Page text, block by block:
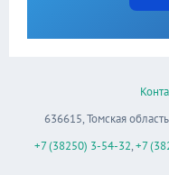
636615, Томская
+7 (38250) 3-54-32,+7